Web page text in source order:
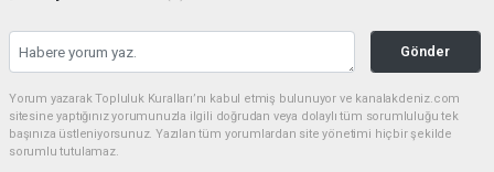
Gönder
Yorum yazarak Topluluk Kuralları’nı kabul etmiş bulunuyor ve kanalakdeniz.com
sitesine yaptığınız yorumunuzla ilgili doğrudan veya dolaylı tüm sorumluluğu tek
başınıza üstleniyorsunuz. Yazılan tüm yorumlardan site yönetimi hiçbir şekilde
sorumlu tutulamaz.